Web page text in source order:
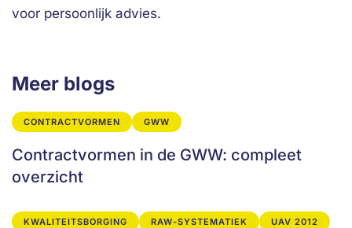
voor persoonlijk advies.
Meer blogs
CONTRACTVORMEN GWW
Contractvormen in de GWW: compleet
overzicht
KWALITEITSBORGING RAW-SYSTEMATIEK UAV 2012